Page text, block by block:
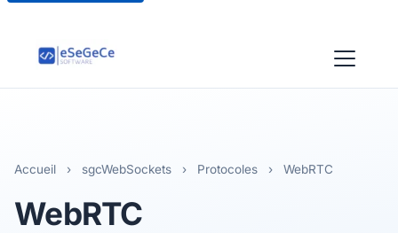
Accueil › sgcWebSockets › Protocoles › WebRTC
WebRTC